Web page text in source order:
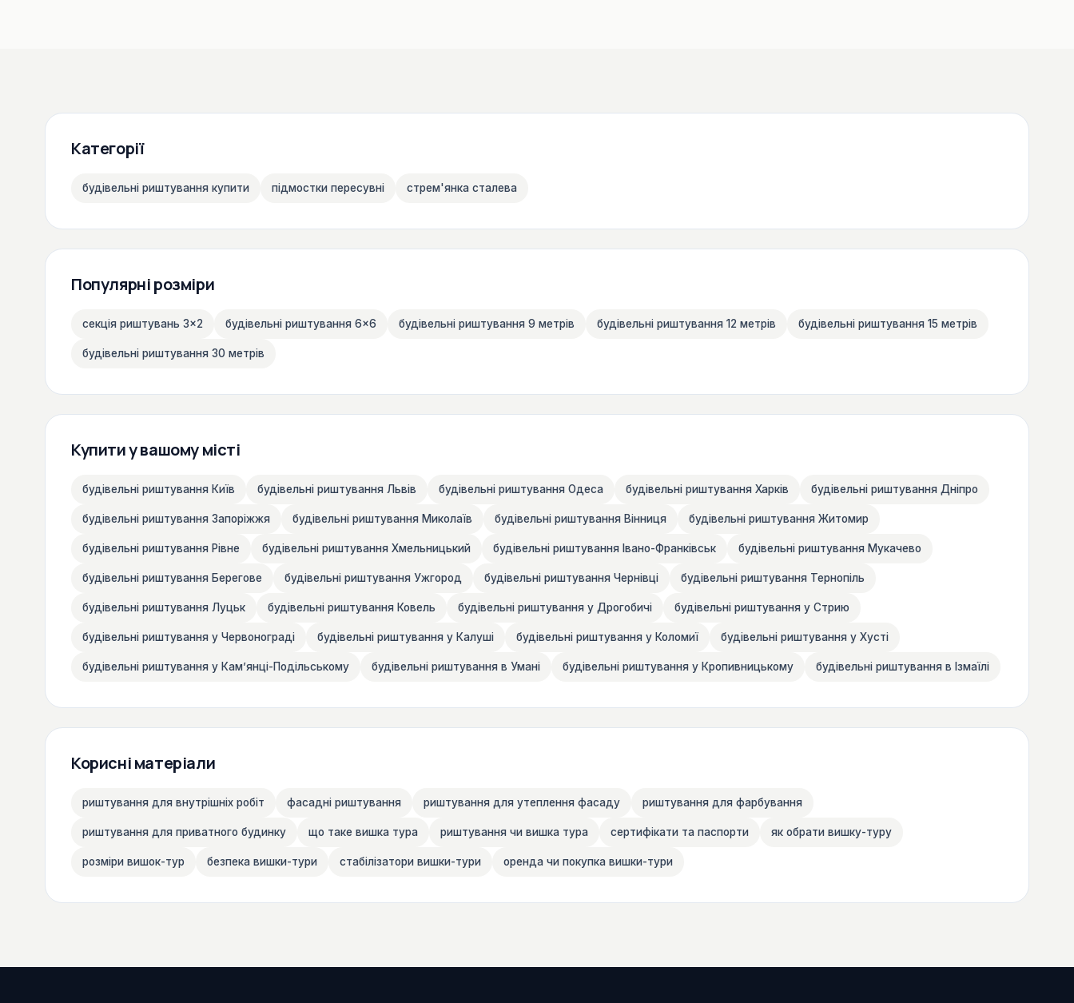
Категорії
будівельні риштування купити підмостки пересувні стрем'янка сталева
Популярні розміри
секція риштувань 3×2 будівельні риштування 6×6 будівельні риштування 9 метрів будівельні риштування 12 метрів будівельні риштування 15 метрів
будівельні риштування 30 метрів
Купити у вашому місті
будівельні риштування Київ будівельні риштування Львів будівельні риштування Одеса будівельні риштування Харків будівельні риштування Дніпро
будівельні риштування Запоріжжя будівельні риштування Миколаїв будівельні риштування Вінниця будівельні риштування Житомир
будівельні риштування Рівне будівельні риштування Хмельницький будівельні риштування Івано-Франківськ будівельні риштування Мукачево
будівельні риштування Берегове будівельні риштування Ужгород будівельні риштування Чернівці будівельні риштування Тернопіль
будівельні риштування Луцьк будівельні риштування Ковель будівельні риштування у Дрогобичі будівельні риштування у Стрию
будівельні риштування у Червонограді будівельні риштування у Калуші будівельні риштування у Коломиї будівельні риштування у Хусті
будівельні риштування у Камʼянці-Подільському будівельні риштування в Умані будівельні риштування у Кропивницькому будівельні риштування в Ізмаїлі
Корисні матеріали
риштування для внутрішніх робіт фасадні риштування риштування для утеплення фасаду риштування для фарбування
риштування для приватного будинку що таке вишка тура риштування чи вишка тура сертифікати та паспорти як обрати вишку-туру
розміри вишок-тур безпека вишки-тури стабілізатори вишки-тури оренда чи покупка вишки-тури